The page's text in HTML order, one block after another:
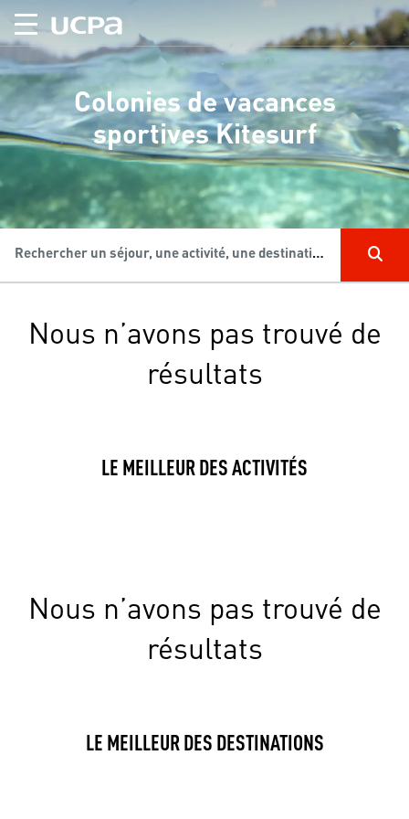
Colonies de vacances
sportives Kitesurf
Rechercher un séjour, une activité, une destination...
Nous n’avons pas trouvé de
résultats
LE MEILLEUR DES ACTIVITÉS
Nous n’avons pas trouvé de
résultats
LE MEILLEUR DES DESTINATIONS